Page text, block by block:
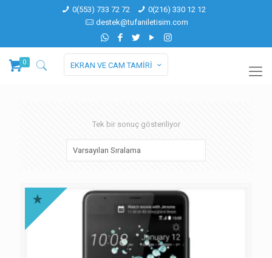
0(553) 733 72 72
0(216) 330 12 12
destek@tufaniletisim.com
0 EKRAN VE CAM TAMİRİ
Tek bir sonuç gösteriliyor